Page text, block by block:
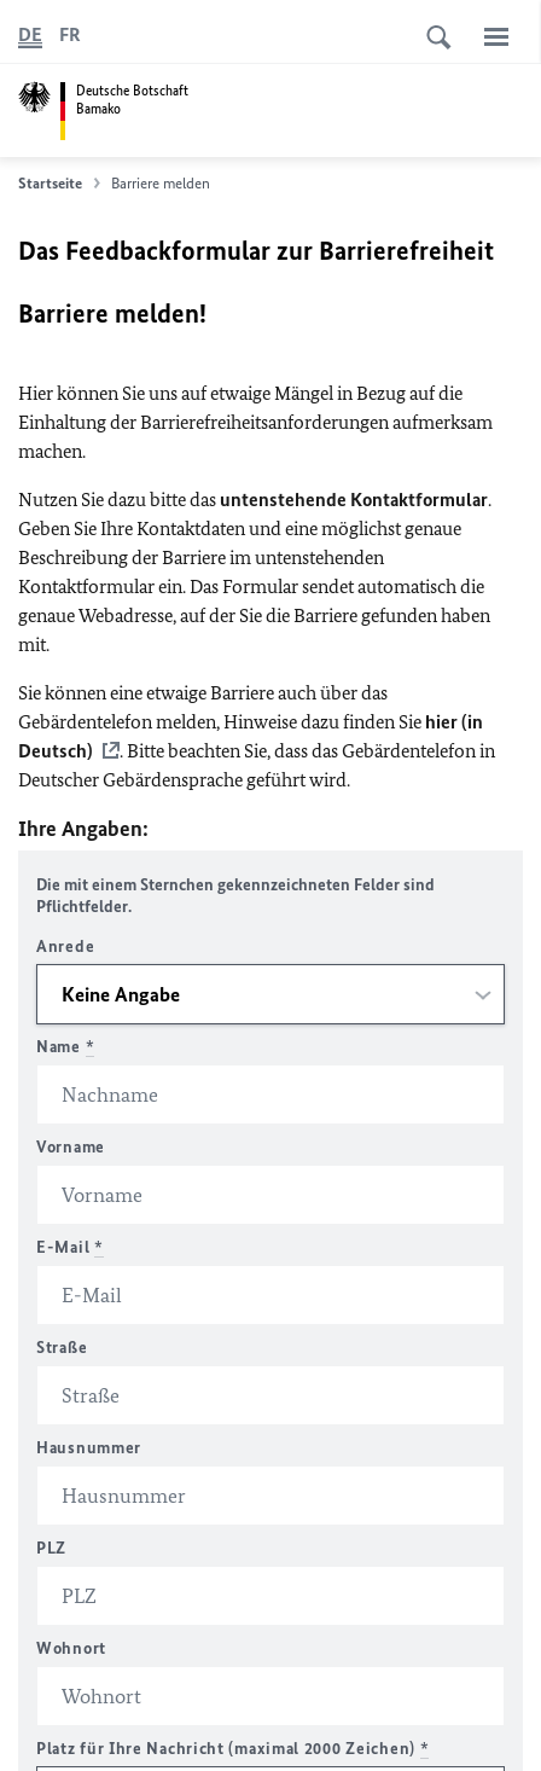
Deutsche Botschaft
Bamako
DE FR
Startseite Barriere melden
Das Feedbackformular zur Barrierefreiheit
Barriere melden!
Hier können Sie uns auf etwaige Mängel in Bezug auf die
Einhaltung der Barrierefreiheitsanforderungen aufmerksam
machen.
Nutzen Sie dazu bitte das untenstehende Kontaktformular.
Geben Sie Ihre Kontaktdaten und eine möglichst genaue
Beschreibung der Barriere im untenstehenden
Kontaktformular ein. Das Formular sendet automatisch die
genaue Webadresse, auf der Sie die Barriere gefunden haben
mit.
Sie können eine etwaige Barriere auch über das
Gebärdentelefon melden, Hinweise dazu finden Sie hier (in
Deutsch)
. Bitte beachten Sie, dass das Gebärdentelefon in
Deutscher Gebärdensprache geführt wird.
Ihre Angaben:
Die mit einem Sternchen gekennzeichneten Felder sind
Pflichtfelder.
Anrede
Name *
Vorname
E-Mail *
Straße
Hausnummer
PLZ
Wohnort
Platz für Ihre Nachricht (maximal 2000 Zeichen) *